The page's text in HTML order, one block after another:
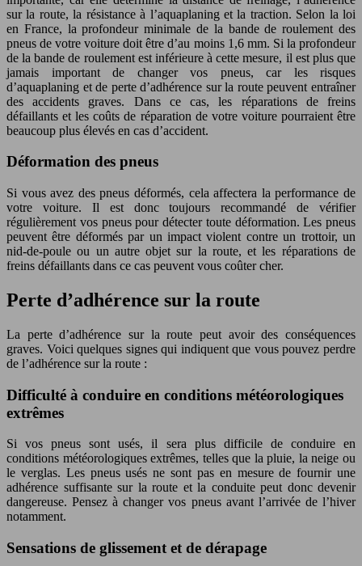
sur la route, la résistance à l’aquaplaning et la traction. Selon la loi
en France, la profondeur minimale de la bande de roulement des
pneus de votre voiture doit être d’au moins 1,6 mm. Si la profondeur
de la bande de roulement est inférieure à cette mesure, il est plus que
jamais important de changer vos pneus, car les risques
d’aquaplaning et de perte d’adhérence sur la route peuvent entraîner
des accidents graves. Dans ce cas, les réparations de freins
défaillants et les coûts de réparation de votre voiture pourraient être
beaucoup plus élevés en cas d’accident.
Déformation des pneus
Si vous avez des pneus déformés, cela affectera la performance de
votre voiture. Il est donc toujours recommandé de vérifier
régulièrement vos pneus pour détecter toute déformation. Les pneus
peuvent être déformés par un impact violent contre un trottoir, un
nid-de-poule ou un autre objet sur la route, et les réparations de
freins défaillants dans ce cas peuvent vous coûter cher.
Perte d’adhérence sur la route
La perte d’adhérence sur la route peut avoir des conséquences
graves. Voici quelques signes qui indiquent que vous pouvez perdre
de l’adhérence sur la route :
Difficulté à conduire en conditions météorologiques
extrêmes
Si vos pneus sont usés, il sera plus difficile de conduire en
conditions météorologiques extrêmes, telles que la pluie, la neige ou
le verglas. Les pneus usés ne sont pas en mesure de fournir une
adhérence suffisante sur la route et la conduite peut donc devenir
dangereuse. Pensez à changer vos pneus avant l’arrivée de l’hiver
notamment.
Sensations de glissement et de dérapage